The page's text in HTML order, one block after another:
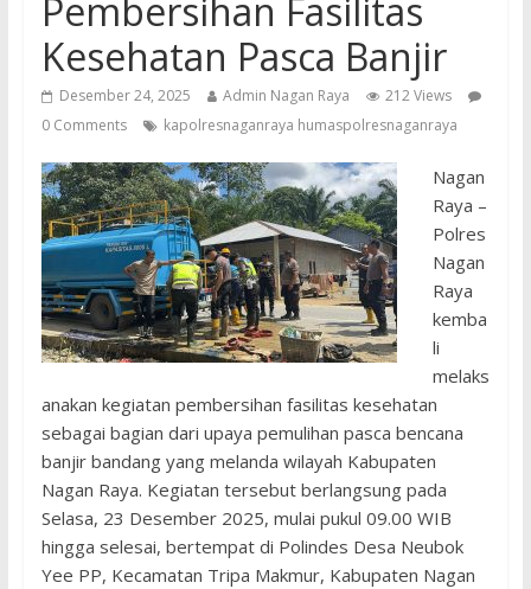
Pembersihan Fasilitas
Kesehatan Pasca Banjir
Desember 24, 2025 Admin Nagan Raya
212 Views
0 Comments
kapolresnaganraya humaspolresnaganraya
Nagan
Raya –
Polres
Nagan
Raya
kemba
li
melaks
anakan kegiatan pembersihan fasilitas kesehatan
sebagai bagian dari upaya pemulihan pasca bencana
banjir bandang yang melanda wilayah Kabupaten
Nagan Raya. Kegiatan tersebut berlangsung pada
Selasa, 23 Desember 2025, mulai pukul 09.00 WIB
hingga selesai, bertempat di Polindes Desa Neubok
Yee PP, Kecamatan Tripa Makmur, Kabupaten Nagan